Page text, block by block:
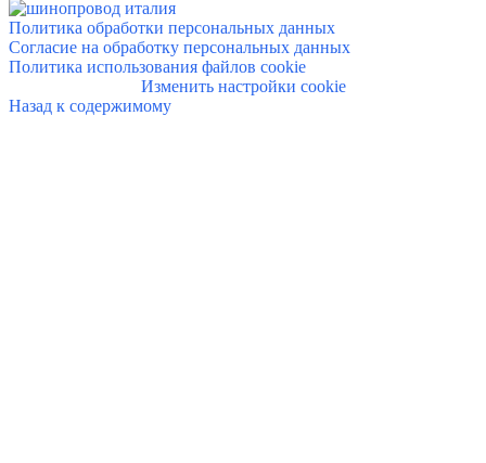
Политика обработки персональных данных
Согласие на обработку персональных данных
Политика использования файлов cookie
Изменить настройки cookie
Назад к содержимому